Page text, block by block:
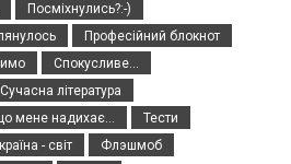
Посміхнулись?:-)
Професійний блокнот
Спокусливе...
Сучасна література
мене надихає...
Тести
- світ
Флэшмоб